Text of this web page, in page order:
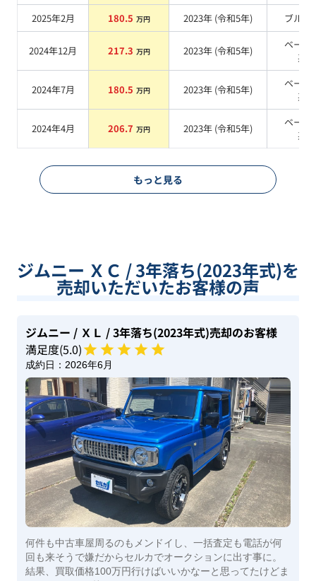
2025年2月
180.5 万円 2023年 (令和5年) ブルー
2024年12月 217.3 万円 2023年 (令和5年)
ベージ
系
2024年7月 180.5 万円 2023年 (令和5年)
ベージ
系
2024年4月 206.7 万円 2023年 (令和5年)
ベージ
系
もっと見る
ジムニー ＸＣ / 3年落ち(2023年式)を
売却いただいたお客様の声
ジムニー / ＸＬ / 3年落ち(2023年式)売却のお客様
満足度(5.0)
成約日： 2026年6月
何件も中古車屋周るのもメンドイし、一括査定も電話が何
回も来そうで嫌だからセルカでオークションに出す事に。
結果、買取価格100万円行けばいいかなーと思ってたけどま